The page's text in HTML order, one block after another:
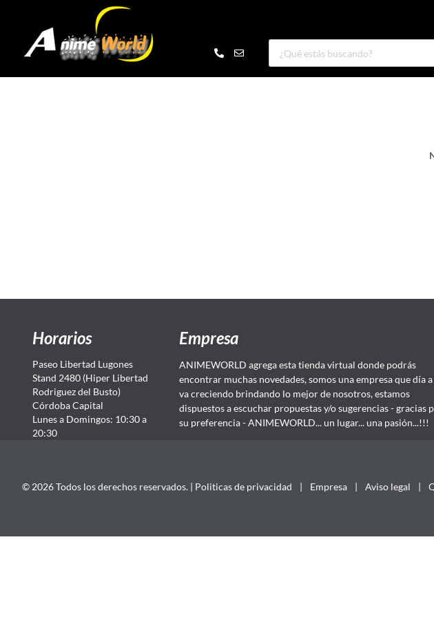
Horarios
Paseo Libertad Lugones
Stand 2480 (Hiper Libertad
Rodriguez del Busto)
Córdoba Capital
Lunes a Domingos: 10:30 a
20:30
Empresa
ANIMEWORLD agrega esta tienda virtual donde podrás
encontrar muchas novedades, somos una empresa que día
va creciendo brindando lo mejor de nosotros, estamos
dispuestos a escuchar propuestas y/o sugerencias - gracias
su preferencia - ANIMEWORLD... un lugar... una pasión...!!!
© 2026 Todos los derechos reservados. | Politicas de privacidad | Empresa | Aviso legal |